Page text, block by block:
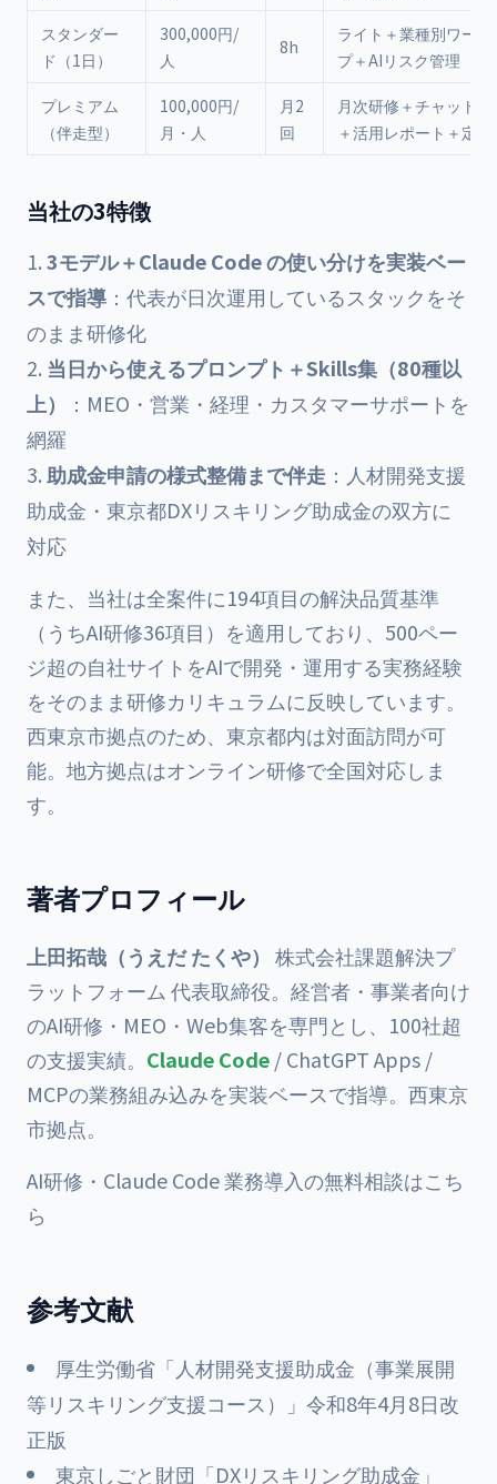
スタンダー
ド（1日）
300,000円/
人
8h
ライト＋業種別ワー
プ＋AIリスク管理
プレミアム
（伴走型）
100,000円/
月・人
月2
回
月次研修＋チャット
＋活用レポート＋定
当社の3特徴
3モデル＋Claude Code の使い分けを実装ベー
スで指導 ：代表が日次運用しているスタックをそ
のまま研修化
当日から使えるプロンプト＋Skills集（80種以
上）
：MEO・営業・経理・カスタマーサポートを
網羅
助成金申請の様式整備まで伴走 ：人材開発支援
助成金・東京都DXリスキリング助成金の双方に
対応
また、当社は全案件に194項目の解決品質基準
（うちAI研修36項目）を適用しており、500ペー
ジ超の自社サイトをAIで開発・運用する実務経験
をそのまま研修カリキュラムに反映しています。
西東京市拠点のため、東京都内は対面訪問が可
能。地方拠点はオンライン研修で全国対応しま
す。
著者プロフィール
上田拓哉（うえだ たくや） 株式会社課題解決プ
ラットフォーム 代表取締役。経営者・事業者向け
のAI研修・MEO・Web集客を専門とし、100社超
の支援実績。 Claude Code/ ChatGPT Apps /
MCPの業務組み込みを実装ベースで指導。西東京
市拠点。
AI研修・Claude Code 業務導入の無料相談はこち
ら
参考文献
厚生労働省「人材開発支援助成金（事業展開
等リスキリング支援コース）」令和8年4月8日改
正版
東京しごと財団「DXリスキリング助成金」